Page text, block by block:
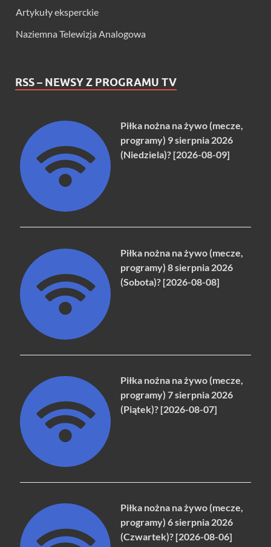
Artykuły eksperckie
Naziemna Telewizja Analogowa
RSS – NEWSY Z PROGRAMU TV
Piłka nożna na żywo (mecze,
programy) 9 sierpnia 2026
(Niedziela)? [2026-08-09]
Piłka nożna na żywo (mecze,
programy) 8 sierpnia 2026
(Sobota)? [2026-08-08]
Piłka nożna na żywo (mecze,
programy) 7 sierpnia 2026
(Piątek)? [2026-08-07]
Piłka nożna na żywo (mecze,
programy) 6 sierpnia 2026
(Czwartek)? [2026-08-06]